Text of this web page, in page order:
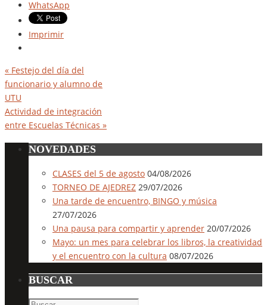
WhatsApp
Imprimir
« Festejo del día del
funcionario y alumno de
UTU
Actividad de integración
entre Escuelas Técnicas »
NOVEDADES
CLASES del 5 de agosto 04/08/2026
TORNEO DE AJEDREZ 29/07/2026
Una tarde de encuentro, BINGO y música
27/07/2026
Una pausa para compartir y aprender 20/07/2026
Mayo: un mes para celebrar los libros, la creatividad
y el encuentro con la cultura 08/07/2026
BUSCAR